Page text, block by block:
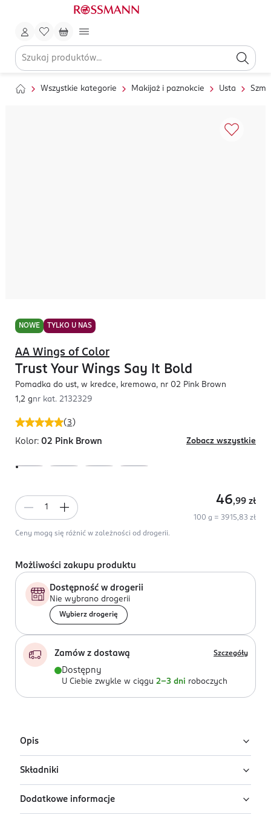
Wszystkie kategorie Makijaż i paznokcie Usta
NOWE TYLKO U NAS
(3 )
AA Wings of Color
Trust Your Wings Say It Bold
Pomadka do ust, w kredce, kremowa, nr 02 Pink Brown
1,2 gnr kat. 2132329
Kolor: 02 Pink Brown Zobacz wszystkie
46,99 zł
100 g = 3915,83 zł
Ceny mogą się różnić w zależności od drogerii.
Możliwości zakupu produktu
Dostępność w drogerii
Nie wybrano drogerii
Wybierz drogerię
Zamów z dostawą Szczegóły
Dostępny
U Ciebie zwykle w ciągu 2-3 dni roboczych
Opis
Pomadka do ust AA Wings of Color Trust
Your Wings Say It Bold w odcieniu Pink
Brown
Składniki
Ingredients: : SYNTHETIC WAX, HYDROGENATED
Dodatkowe informacje